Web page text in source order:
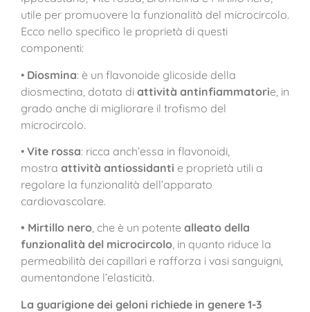
utile per promuovere la funzionalità del microcircolo.
Ecco nello specifico le proprietà di questi
componenti:
• Diosmina: è un flavonoide glicoside della
diosmectina, dotata di attività antinfiammatorie, in
grado anche di migliorare il trofismo del
microcircolo.
• Vite rossa: ricca anch’essa in flavonoidi,
mostra attività antiossidanti e proprietà utili a
regolare la funzionalità dell’apparato
cardiovascolare.
• Mirtillo nero, che è un potente alleato della
funzionalità del microcircolo, in quanto riduce la
permeabilità dei capillari e rafforza i vasi sanguigni,
aumentandone l’elasticità.
La guarigione dei geloni richiede in genere 1-3